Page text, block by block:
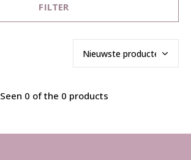
FILTER
Seen 0 of the 0 products